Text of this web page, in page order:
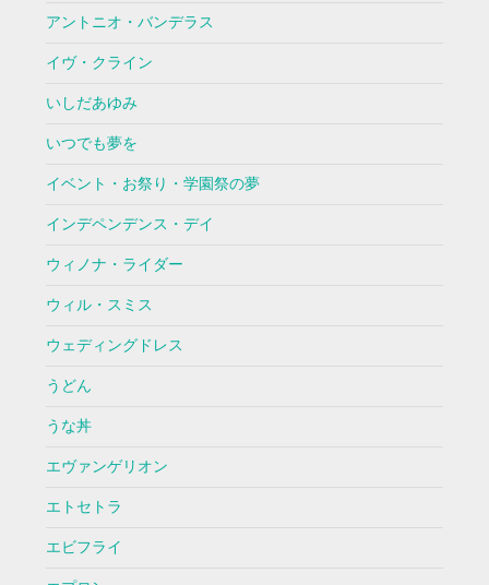
アントニオ・バンデラス
イヴ・クライン
いしだあゆみ
いつでも夢を
イベント・お祭り・学園祭の夢
インデペンデンス・デイ
ウィノナ・ライダー
ウィル・スミス
ウェディングドレス
うどん
うな丼
エヴァンゲリオン
エトセトラ
エビフライ